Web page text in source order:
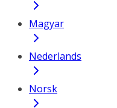
Magyar
Nederlands
Norsk